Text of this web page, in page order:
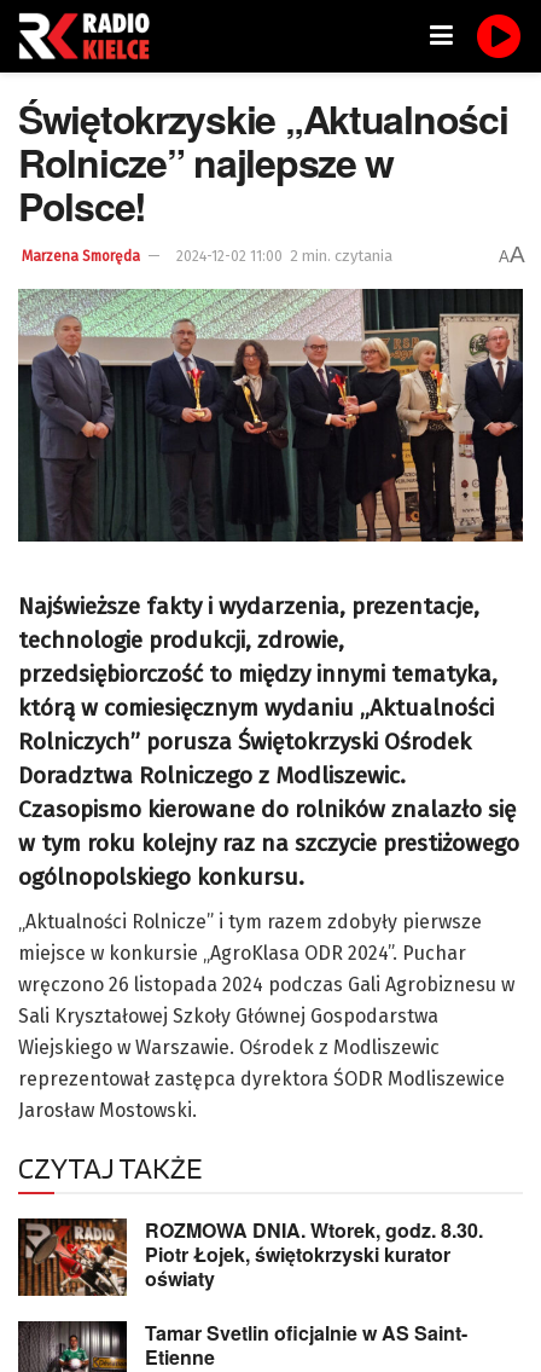
Świętokrzyskie „Aktualności
Rolnicze” najlepsze w
Polsce!
Marzena Smoręda 2024-12-02 11:00 2 min. czytania AA
Najświeższe fakty i wydarzenia, prezentacje,
technologie produkcji, zdrowie,
przedsiębiorczość to między innymi tematyka,
którą w comiesięcznym wydaniu „Aktualności
Rolniczych” porusza Świętokrzyski Ośrodek
Doradztwa Rolniczego z Modliszewic.
Czasopismo kierowane do rolników znalazło się
w tym roku kolejny raz na szczycie prestiżowego
ogólnopolskiego konkursu.
„Aktualności Rolnicze” i tym razem zdobyły pierwsze
miejsce w konkursie „AgroKlasa ODR 2024”. Puchar
wręczono 26 listopada 2024 podczas Gali Agrobiznesu w
Sali Kryształowej Szkoły Głównej Gospodarstwa
Wiejskiego w Warszawie. Ośrodek z Modliszewic
reprezentował zastępca dyrektora ŚODR Modliszewice
Jarosław Mostowski.
CZYTAJ TAKŻE
ROZMOWA DNIA. Wtorek, godz. 8.30.
Piotr Łojek, świętokrzyski kurator
oświaty
Tamar Svetlin oficjalnie w AS Saint-
Etienne